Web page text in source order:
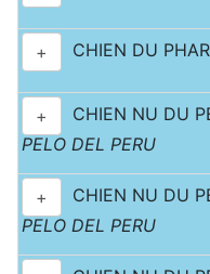
+ CHIEN DU
+ CHIEN NU DU
PELO DEL PERU
+ CHIEN NU DU
PELO DEL PERU